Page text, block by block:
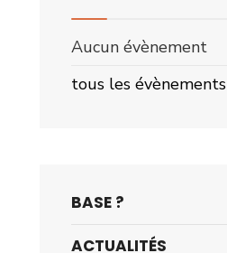
Aucun évènement
tous les évènements
BASE ?
ACTUALITÉS